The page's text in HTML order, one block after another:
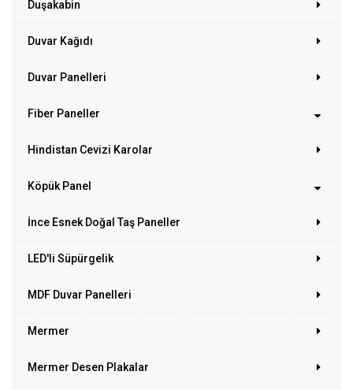
Duşakabin
Duvar Kağıdı
Duvar Panelleri
Fiber Paneller
Hindistan Cevizi Karolar
Köpük Panel
İnce Esnek Doğal Taş Paneller
LED'li Süpürgelik
MDF Duvar Panelleri
Mermer
Mermer Desen Plakalar